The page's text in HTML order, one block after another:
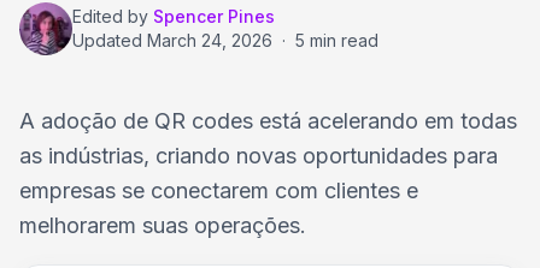
Edited by Spencer Pines
Updated March 24, 2026 · 5 min read
A adoção de QR codes está acelerando em todas
as indústrias, criando novas oportunidades para
empresas se conectarem com clientes e
melhorarem suas operações.